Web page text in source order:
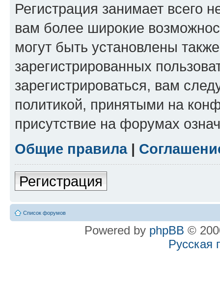
Регистрация занимает всего
вам более широкие
могут быть установлены
зарегистрированных
зарегистрироваться, вам
политикой, принятыми на
присутствие на форумах
Общие правила|
Регистрация
Список форумов
Powered by phpBB ©
Русская